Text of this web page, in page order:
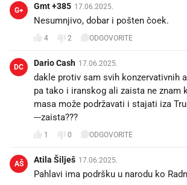
G+ Gmt +385 17.06.2025.
Nesumnjivo, dobar i pošten čoek.😄
4 2 ODGOVORITE
DC Dario Cash 17.06.2025.
dakle protiv sam svih konzervativnih
pa tako i iranskog ali zaista ne znam
masa može podržavati i stajati iza
---zaista???
1 0 ODGOVORITE
AŠ Atila Šilješ 17.06.2025.
Pahlavi ima podršku u narodu ko